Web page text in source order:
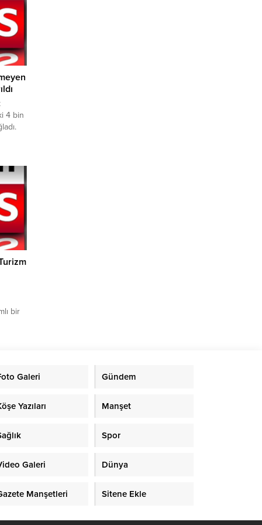
4 bin
bir
Galeri Gündem
Yazıları Manşet
Spor
Galeri Dünya
Manşetleri Sitene Ekle